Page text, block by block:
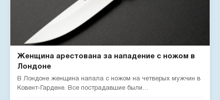
Женщина арестована за нападение с ножом в
Лондоне
В Лондоне женщина напала с ножом на четверых мужчин в
Ковент-Гардене. Все пострадавшие были